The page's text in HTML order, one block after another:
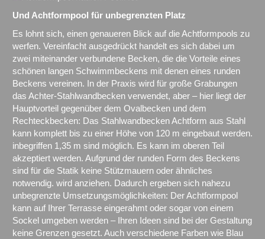
Und Achtformpool für unbegrenzten Platz
Es lohnt sich, einen genaueren Blick auf die Achtformpools zu
werfen. Vereinfacht ausgedrückt handelt es sich dabei um
zwei miteinander verbundene Becken, die die Vorteile eines
schönen langen Schwimmbeckens mit denen eines runden
Beckens vereinen. In der Praxis wird für große Grabungen
das Achter-Stahlwandbecken verwendet, aber – hier liegt der
Hauptvorteil gegenüber dem Ovalbecken und dem
Rechteckbecken: Das Stahlwandbecken Achtform aus Stahl
kann komplett bis zu einer Höhe von 120 m eingebaut werden.
inbegriffen 1,35 m sind möglich. Es kann im oberen Teil
akzeptiert werden. Aufgrund der runden Form des Beckens
sind für die Statik keine Stützmauern oder ähnliches
notwendig. wird anziehen. Dadurch ergeben sich nahezu
unbegrenzte Umsetzungsmöglichkeiten: Der Achtformpool
kann auf Ihrer Terrasse eingerahmt oder sogar von einem
Sockel umgeben werden – Ihren Ideen sind bei der Gestaltung
keine Grenzen gesetzt. Auch verschiedene Farben wie Blau